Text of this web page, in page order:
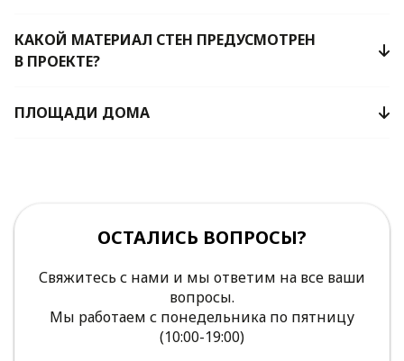
КАКОЙ МАТЕРИАЛ СТЕН ПРЕДУСМОТРЕН
В ПРОЕКТЕ?
ПЛОЩАДИ ДОМА
ОСТАЛИСЬ ВОПРОСЫ?
Свяжитесь с нами и мы ответим на все ваши
вопросы.
Мы работаем с понедельника по пятницу
(10:00-19:00)